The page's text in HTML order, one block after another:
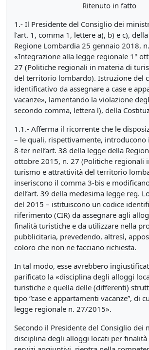
Ritenuto in fatto
1.- Il Presidente del Consiglio dei
l’art. 1, comma 1, lettere a), b) e c),
Regione Lombardia 25 gennaio 2018,
«Integrazione alla legge regionale 1°
27 (Politiche regionali in materia di
del territorio lombardo). Istruzione del
identificativo da assegnare a case e
vacanze», lamentando la violazione
secondo comma, lettera l), della
1.1.- Afferma il ricorrente che le
– le quali, rispettivamente, introducono
8-ter nell’art. 38 della legge della
ottobre 2015, n. 27 (Politiche regionali
turismo e attrattività del territorio
inseriscono il comma 3-bis e
dell’art. 39 della medesima legge reg.
del 2015 – istituiscono un codice
riferimento (CIR) da assegnare agli
finalità turistiche e da utilizzare nella
pubblicitaria, prevedendo, altresì,
coloro che non ne facciano richiesta.
In tal modo, esse avrebbero
parificato la «disciplina degli alloggi
turistiche e quella delle (differenti)
tipo “case e appartamenti vacanze”, di
legge regionale n. 27/2015».
Secondo il Presidente del Consiglio dei
disciplina degli alloggi locati per finalità